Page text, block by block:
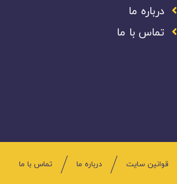
درباره ما
تماس با ما
تماس با ما درباره ما قوانین سایت